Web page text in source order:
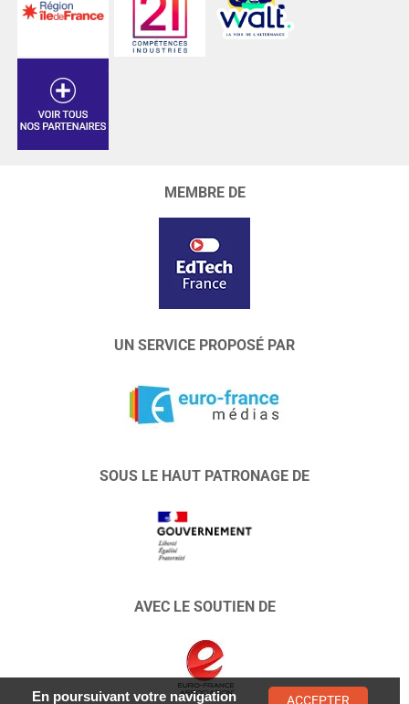
MEMBRE DE
UN SERVICE PROPOSÉ PAR
SOUS LE HAUT PATRONAGE DE
AVEC LE SOUTIEN DE
En poursuivant votre navigation ACCEPTER